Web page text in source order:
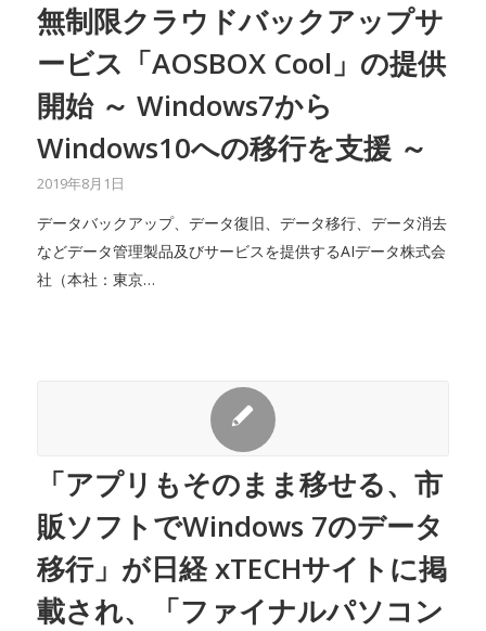
無制限クラウドバックアップサ
ービス「AOSBOX Cool」の提供
開始 ～ Windows7から
Windows10への移行を支援 ～
2019年8月1日
データバックアップ、データ復旧、データ移行、データ消去
などデータ管理製品及びサービスを提供するAIデータ株式会
社（本社：東京…
「アプリもそのまま移せる、市
販ソフトでWindows 7のデータ
移行」が日経 xTECHサイトに掲
載され、「ファイナルパソコン